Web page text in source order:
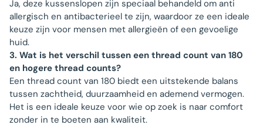
Ja, deze kussenslopen zijn speciaal behandeld om anti
allergisch en antibacterieel te zijn, waardoor ze een ideale
keuze zijn voor mensen met allergieën of een gevoelige
huid.
3. Wat is het verschil tussen een thread count van 180
en hogere thread counts?
Een thread count van 180 biedt een uitstekende balans
tussen zachtheid, duurzaamheid en ademend vermogen.
Het is een ideale keuze voor wie op zoek is naar comfort
zonder in te boeten aan kwaliteit.